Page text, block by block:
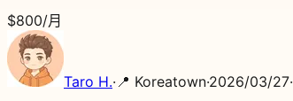
$800/月
Taro H.· 📍 Koreatown·2026/03/27·